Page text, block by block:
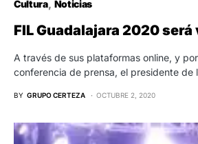
Cultura Noticias
FIL Guadalajara 2020
A través de sus plataformas online, y
conferencia de prensa, el presidente de
BY GRUPO CERTEZA OCTUBRE 2, 2020